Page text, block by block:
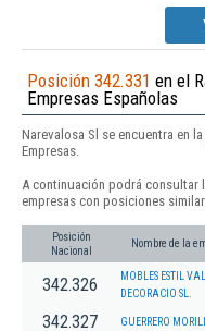
Posición 342.331 en el
Empresas Españolas
Narevalosa Sl se encuentra en
Empresas.
A continuación podrá consultar
empresas con posiciones
Posición
Nacional
Nombre de la
342.326
MOBLES ESTIL
DECORACIO SL.
342.327 GUERRERO